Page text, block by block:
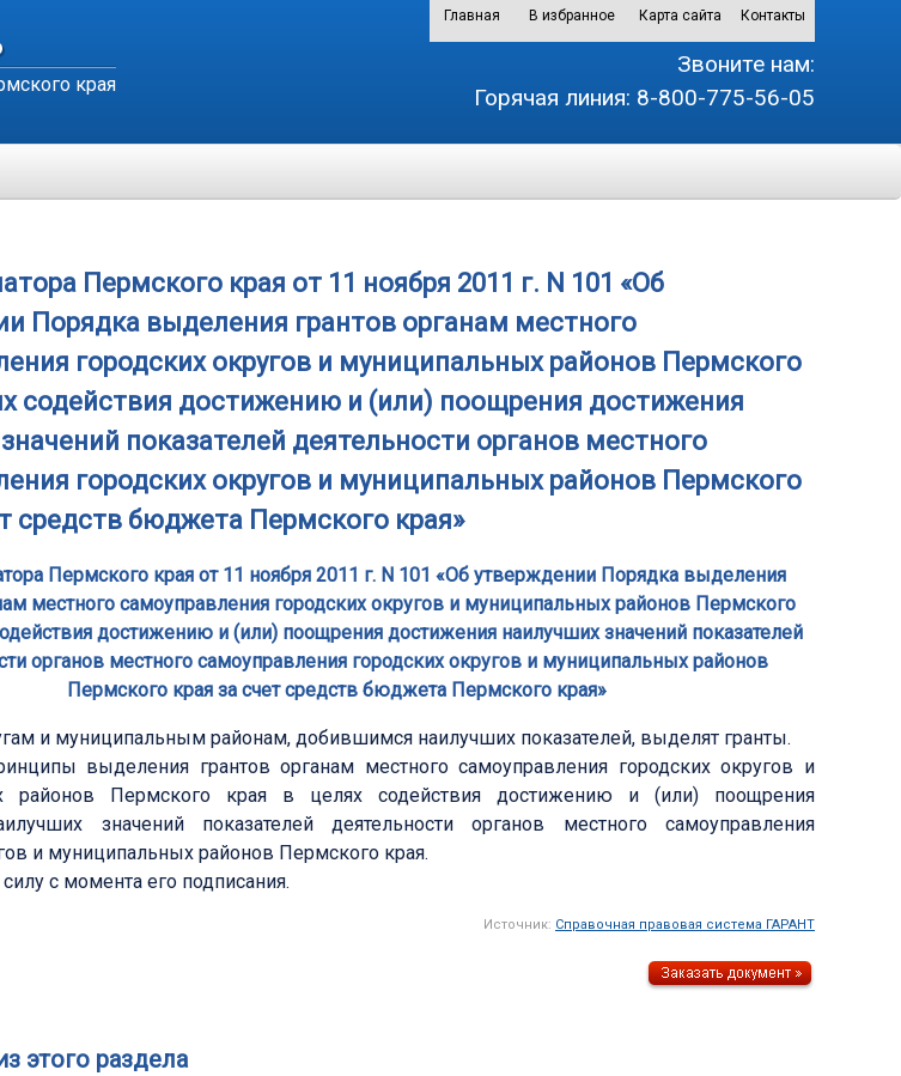
края
Главная В избранное Карта сайта Контакты
Звоните нам:
Горячая линия: 8-800-775-56-05
Пермского края от 11 ноября 2011 г. N 101 «Об
Порядка выделения грантов органам местного
городских округов и муниципальных районов Пермского
содействия достижению и (или) поощрения достижения
показателей деятельности органов местного
городских округов и муниципальных районов Пермского
средств бюджета Пермского края»
Пермского края от 11 ноября 2011 г. N 101 «Об утверждении Порядка выделения
местного самоуправления городских округов и муниципальных районов Пермского
достижению и (или) поощрения достижения наилучших значений показателей
органов местного самоуправления городских округов и муниципальных районов
Пермского края за счет средств бюджета Пермского края»
и муниципальным районам, добившимся наилучших показателей, выделят гранты.
выделения грантов органам местного самоуправления городских округов и
районов Пермского края в целях содействия достижению и (или) поощрения
значений показателей деятельности органов местного самоуправления
и муниципальных районов Пермского края.
с момента его подписания.
Источник: Справочная правовая система ГАРАНТ
этого раздела